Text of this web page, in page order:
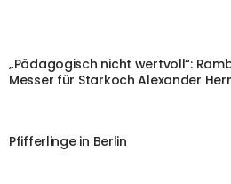
„Pädagogisch nicht wertvoll“:
Messer für Starkoch Alexander
Pfifferlinge in Berlin